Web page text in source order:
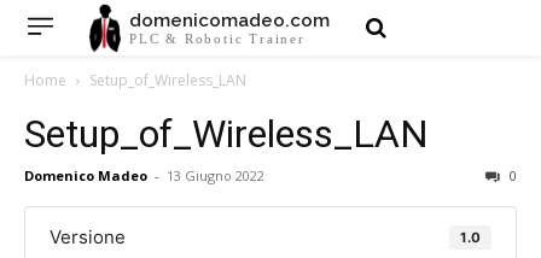
domenicomadeo.com
PLC & Robotic Trainer
Home Setup_of_Wireless_LAN
Setup_of_Wireless_LAN
Domenico Madeo - 13 Giugno 2022 0
Versione 1.0